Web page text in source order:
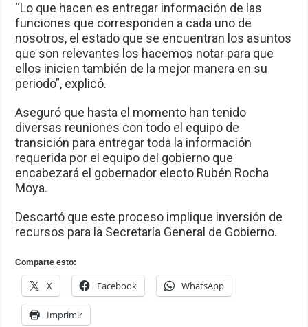
“Lo que hacen es entregar información de las
funciones que corresponden a cada uno de
nosotros, el estado que se encuentran los asuntos
que son relevantes los hacemos notar para que
ellos inicien también de la mejor manera en su
periodo”, explicó.
Aseguró que hasta el momento han tenido
diversas reuniones con todo el equipo de
transición para entregar toda la información
requerida por el equipo del gobierno que
encabezará el gobernador electo Rubén Rocha
Moya.
Descartó que este proceso implique inversión de
recursos para la Secretaría General de Gobierno.
Comparte esto:
X Facebook WhatsApp
Imprimir